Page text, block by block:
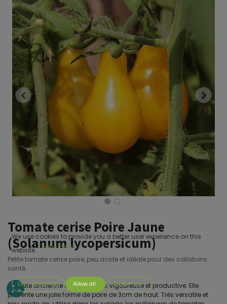
Tomate cerise Poire Jaune
(Solanum lycopersicum)
Petite tomate cerise poire, peu acide et idéale pour des collations
santé
Tomate ancienne de type cerise, vigoureuse et productive. Elle
présente une jolie forme de poire de 3cm de haut. Très versatile et
We use cookies to provide you a better user experience on this
website. Cookie Policy
Only essentials Allow all Customize